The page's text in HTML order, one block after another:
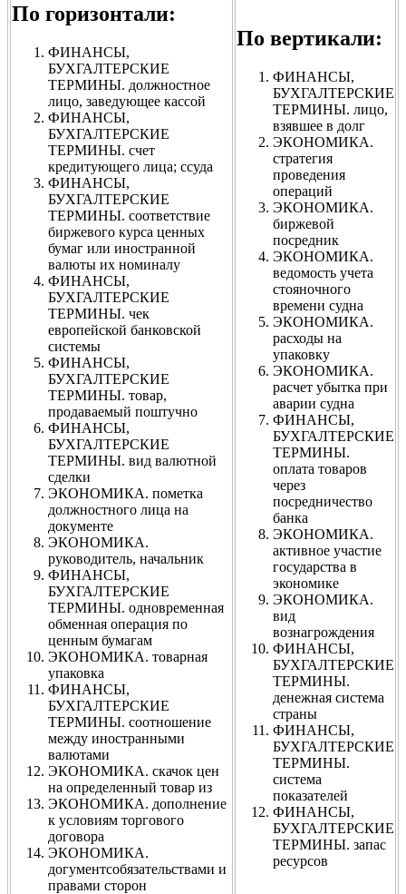
По горизонтали:
ФИНАНСЫ,
БУХГАЛТЕРСКИЕ
ТЕРМИНЫ. должностное
лицо, заведующее кассой
ФИНАНСЫ,
БУХГАЛТЕРСКИЕ
ТЕРМИНЫ. счет
кредитующего лица; ссуда
ФИНАНСЫ,
БУХГАЛТЕРСКИЕ
ТЕРМИНЫ. соответствие
биржевого курса ценных
бумаг или иностранной
валюты их номиналу
ФИНАНСЫ,
БУХГАЛТЕРСКИЕ
ТЕРМИНЫ. чек
европейской банковской
системы
ФИНАНСЫ,
БУХГАЛТЕРСКИЕ
ТЕРМИНЫ. товар,
продаваемый поштучно
ФИНАНСЫ,
БУХГАЛТЕРСКИЕ
ТЕРМИНЫ. вид валютной
сделки
ЭКОНОМИКА. пометка
должностного лица на
документе
ЭКОНОМИКА.
руководитель, начальник
ФИНАНСЫ,
БУХГАЛТЕРСКИЕ
ТЕРМИНЫ. одновременная
обменная операция по
ценным бумагам
ЭКОНОМИКА. товарная
упаковка
ФИНАНСЫ,
БУХГАЛТЕРСКИЕ
ТЕРМИНЫ. соотношение
между иностранными
валютами
ЭКОНОМИКА. скачок цен
на определенный товар из
ЭКОНОМИКА. дополнение
к условиям торгового
договора
ЭКОНОМИКА.
догументсобязательствами и
правами сторон
По вертикали:
ФИНАНСЫ,
БУХГАЛТЕРСКИЕ
ТЕРМИНЫ. лицо,
взявшее в долг
ЭКОНОМИКА.
стратегия
проведения
операций
ЭКОНОМИКА.
биржевой
посредник
ЭКОНОМИКА.
ведомость учета
стояночного
времени судна
ЭКОНОМИКА.
расходы на
упаковку
ЭКОНОМИКА.
расчет убытка при
аварии судна
ФИНАНСЫ,
БУХГАЛТЕРСКИЕ
ТЕРМИНЫ.
оплата товаров
через
посредничество
банка
ЭКОНОМИКА.
активное участие
государства в
экономике
ЭКОНОМИКА.
вид
вознагрождения
ФИНАНСЫ,
БУХГАЛТЕРСКИЕ
ТЕРМИНЫ.
денежная система
страны
ФИНАНСЫ,
БУХГАЛТЕРСКИЕ
ТЕРМИНЫ.
система
показателей
ФИНАНСЫ,
БУХГАЛТЕРСКИЕ
ТЕРМИНЫ. запас
ресурсов